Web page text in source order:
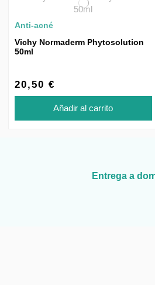
Anti-acné
Vichy Normaderm Phytosolution
50ml
20,50 €
Añadir al carrito
Entrega a